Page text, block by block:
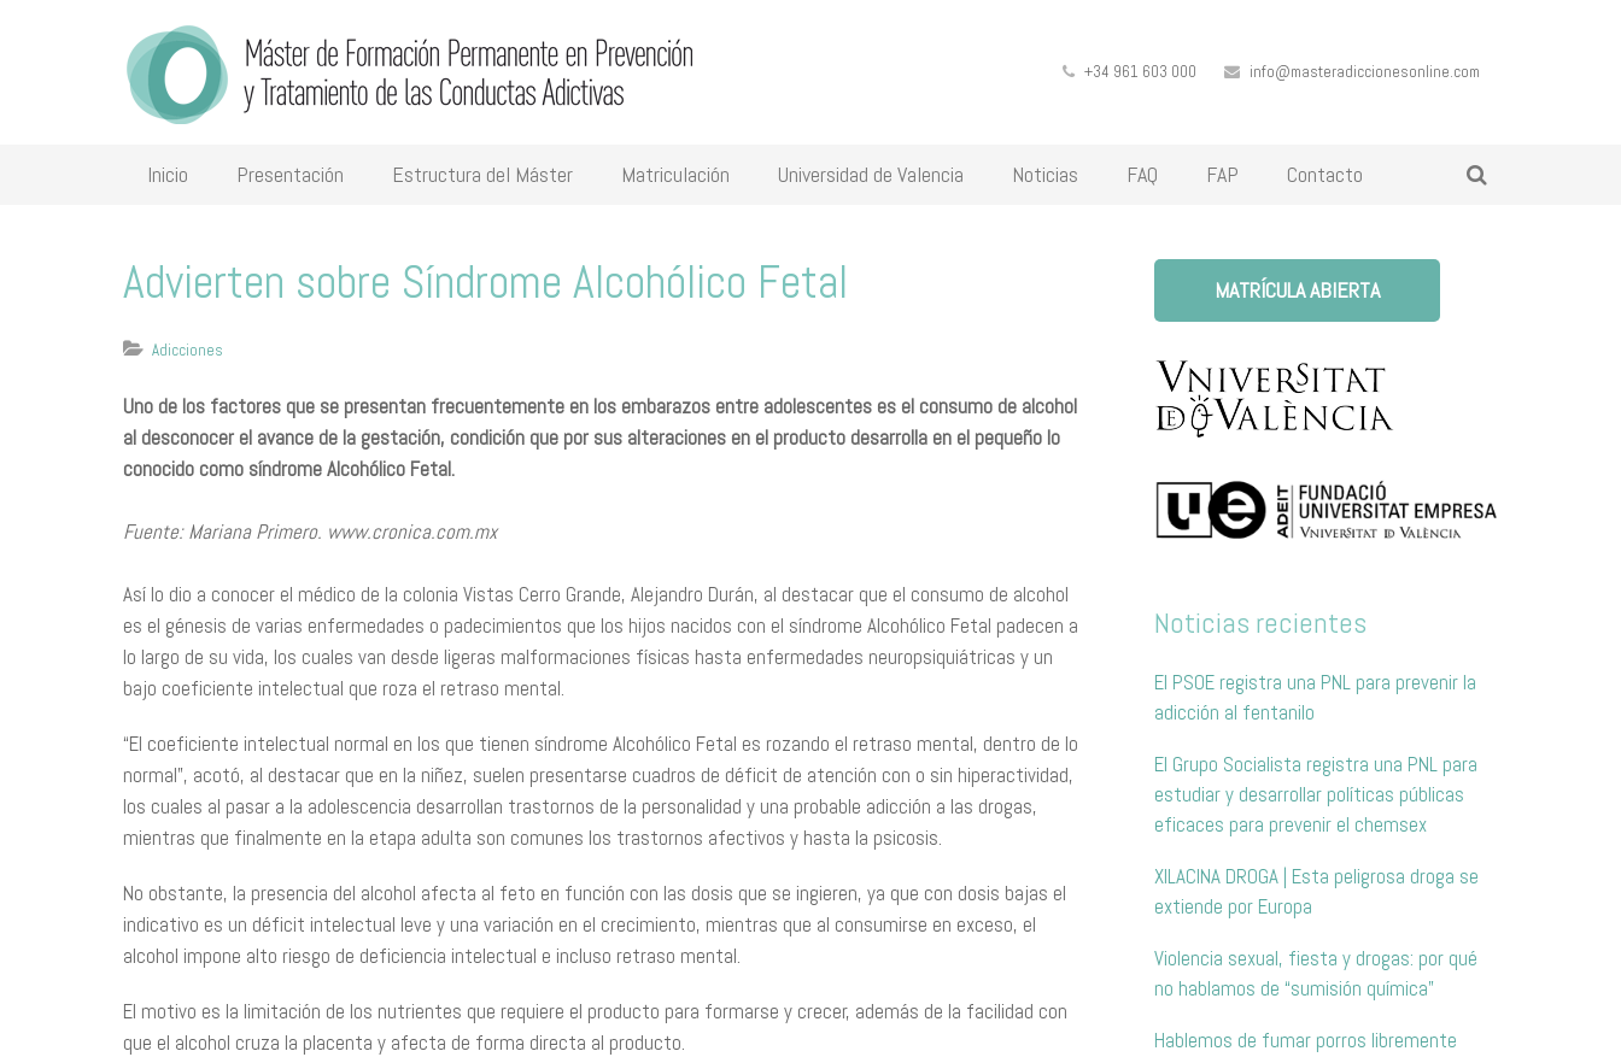
+34 961 603 000 info@masteradiccionesonline.com
Inicio Presentación Estructura del Máster Matriculación Universidad de Valencia Noticias FAQ FAP Contacto
Advierten sobre Síndrome Alcohólico Fetal
Adicciones
Uno de los factores que se presentan frecuentemente en los embarazos entre adolescentes es el consumo de alcohol
al desconocer el avance de la gestación, condición que por sus alteraciones en el producto desarrolla en el pequeño lo
conocido como síndrome Alcohólico Fetal.
Fuente: Mariana Primero. www.cronica.com.mx
Así lo dio a conocer el médico de la colonia Vistas Cerro Grande, Alejandro Durán, al destacar que el consumo de alcohol
es el génesis de varias enfermedades o padecimientos que los hijos nacidos con el síndrome Alcohólico Fetal padecen a
lo largo de su vida, los cuales van desde ligeras malformaciones físicas hasta enfermedades neuropsiquiátricas y un
bajo coeficiente intelectual que roza el retraso mental.
“El coeficiente intelectual normal en los que tienen síndrome Alcohólico Fetal es rozando el retraso mental, dentro de lo
normal”, acotó, al destacar que en la niñez, suelen presentarse cuadros de déficit de atención con o sin hiperactividad,
los cuales al pasar a la adolescencia desarrollan trastornos de la personalidad y una probable adicción a las drogas,
mientras que finalmente en la etapa adulta son comunes los trastornos afectivos y hasta la psicosis.
No obstante, la presencia del alcohol afecta al feto en función con las dosis que se ingieren, ya que con dosis bajas el
indicativo es un déficit intelectual leve y una variación en el crecimiento, mientras que al consumirse en exceso, el
alcohol impone alto riesgo de deficiencia intelectual e incluso retraso mental.
El motivo es la limitación de los nutrientes que requiere el producto para formarse y crecer, además de la facilidad con
que el alcohol cruza la placenta y afecta de forma directa al producto.
MATRÍCULA ABIERTA
Noticias recientes
El PSOE registra una PNL para prevenir la
adicción al fentanilo
El Grupo Socialista registra una PNL para
estudiar y desarrollar políticas públicas
eficaces para prevenir el chemsex
XILACINA DROGA | Esta peligrosa droga se
extiende por Europa
Violencia sexual, fiesta y drogas: por qué
no hablamos de “sumisión química”
Hablemos de fumar porros libremente